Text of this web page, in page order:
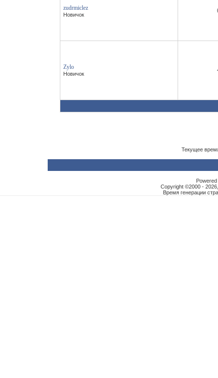
zudrmiclez
Новичок
Zylo
Новичок
Текущее
Copyright ©2000 -
Время генерации